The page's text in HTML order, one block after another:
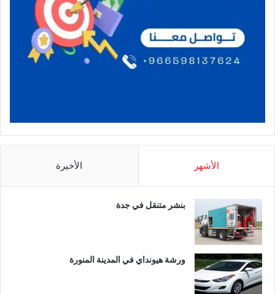
الأشهر الأخيرة
بنشر متنقل في جدة
ورشة هيونداي في المدينة المنورة